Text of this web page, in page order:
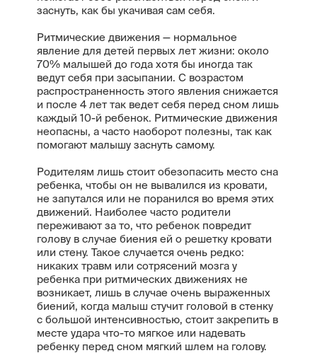
заснуть, как бы укачивая сам себя.
Ритмические движения — нормальное
явление для детей первых лет жизни: около
70% малышей до года хотя бы иногда так
ведут себя при засыпании. С возрастом
распространенность этого явления снижается
и после 4 лет так ведет себя перед сном лишь
каждый 10-й ребенок. Ритмические движения
неопасны, а часто наоборот полезны, так как
помогают малышу заснуть самому.
Родителям лишь стоит обезопасить место сна
ребенка, чтобы он не вывалился из кровати,
не запутался или не поранился во время этих
движений. Наиболее часто родители
переживают за то, что ребенок повредит
голову в случае биения ей о решетку кровати
или стену. Такое случается очень редко:
никаких травм или сотрясений мозга у
ребенка при ритмических движениях не
возникает, лишь в случае очень выраженных
биений, когда малыш стучит головой в стенку
с большой интенсивностью, стоит закрепить в
месте удара что-то мягкое или надевать
ребенку перед сном мягкий шлем на голову.